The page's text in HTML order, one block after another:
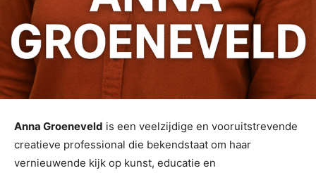
Anna Groeneveld is een veelzijdige en vooruitstrevende
creatieve professional die bekendstaat om haar
vernieuwende kijk op kunst, educatie en